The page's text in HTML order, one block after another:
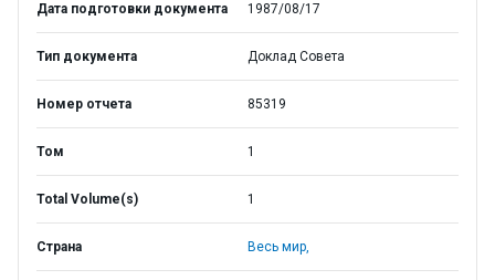
Дата подготовки документа 1987/08/17
Тип документа Доклад Совета
Номер отчета 85319
Том 1
Total Volume(s) 1
Страна Весь мир,